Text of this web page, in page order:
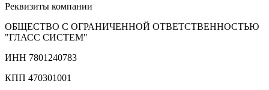
Реквизиты компании
ОБЩЕСТВО С ОГРАНИЧЕННОЙ ОТВЕТСТВЕННОСТЬЮ
"ГЛАСС СИСТЕМ"
ИНН 7801240783
КПП 470301001